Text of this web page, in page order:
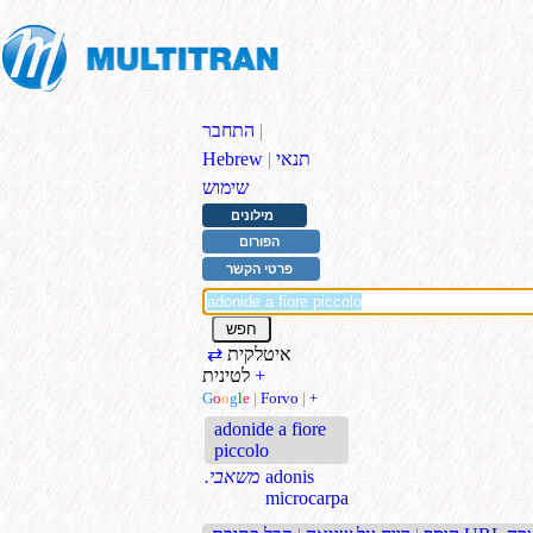
התחבר |
Hebrew | תנאי
שימוש
מילונים
הפורום
פרטי הקשר
איטלקית ⇄
+
Google | Forvo | +
adonide a fiore
piccolo
.משאבי adonis
microcarpa